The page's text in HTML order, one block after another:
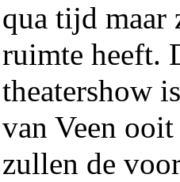
qua tijd maar
ruimte heeft.
theatershow
van Veen
zullen de